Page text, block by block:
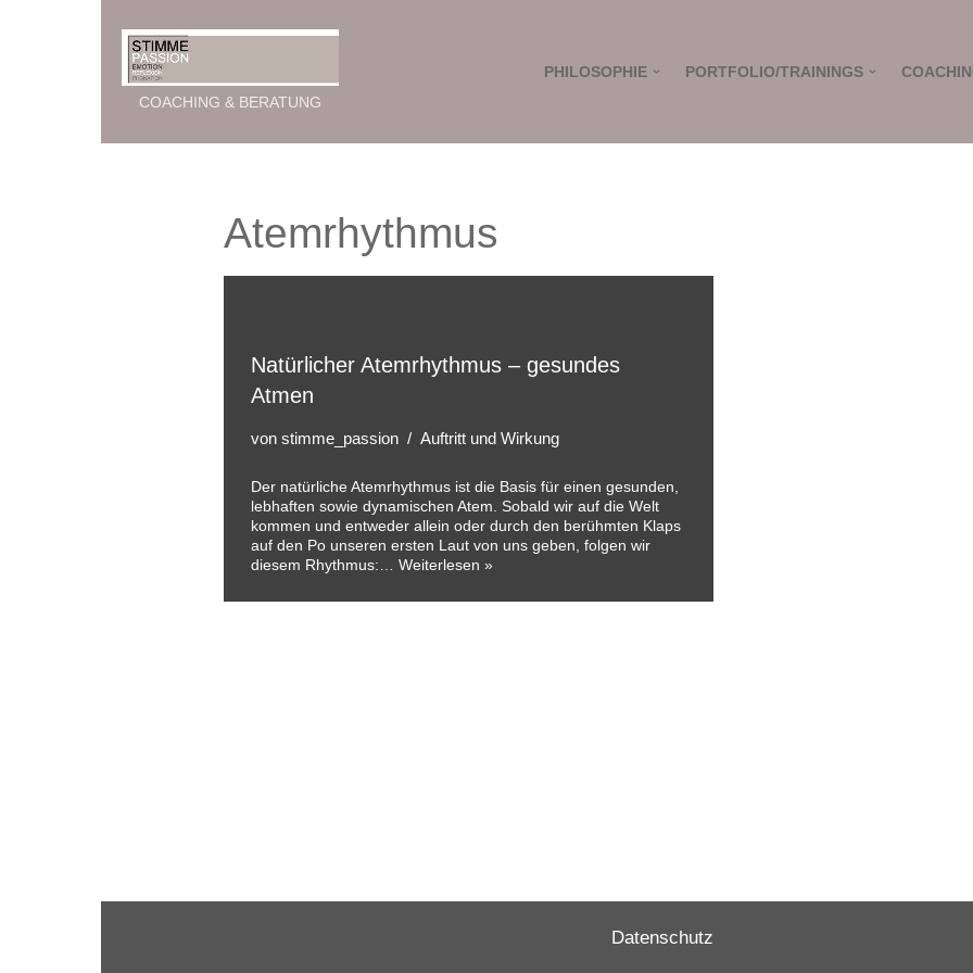
COACHING & BERATUNG
PHILOSOPHIE PORTFOLIO/TRAININGS
Atemrhythmus
Natürlicher Atemrhythmus – gesundes
Atmen
vonstimme_passion Auftritt und Wirkung
Der natürliche Atemrhythmus ist die Basis für einen gesunden,
lebhaften sowie dynamischen Atem. Sobald wir auf die Welt
kommen und entweder allein oder durch den berühmten Klaps
auf den Po unseren ersten Laut von uns geben, folgen wir
diesem Rhythmus:…Weiterlesen »
Datenschutz